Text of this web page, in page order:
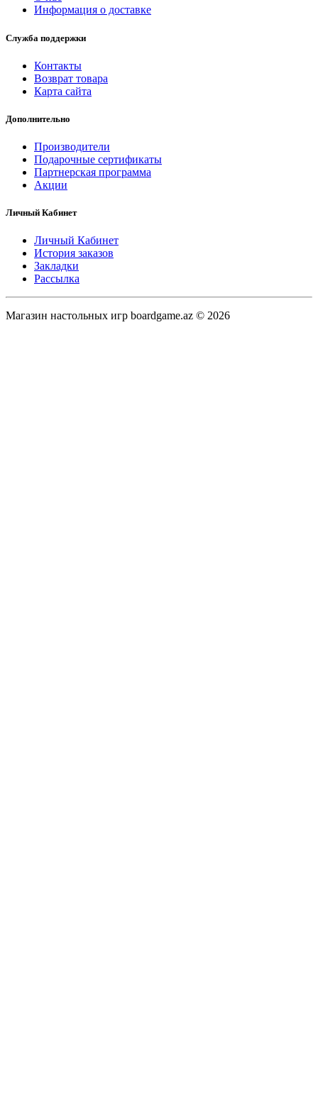
Информация о доставке
Служба поддержки
Контакты
Возврат товара
Карта сайта
Дополнительно
Производители
Подарочные сертификаты
Партнерская программа
Акции
Личный Кабинет
Личный Кабинет
История заказов
Закладки
Рассылка
Магазин настольных игр boardgame.az © 2026